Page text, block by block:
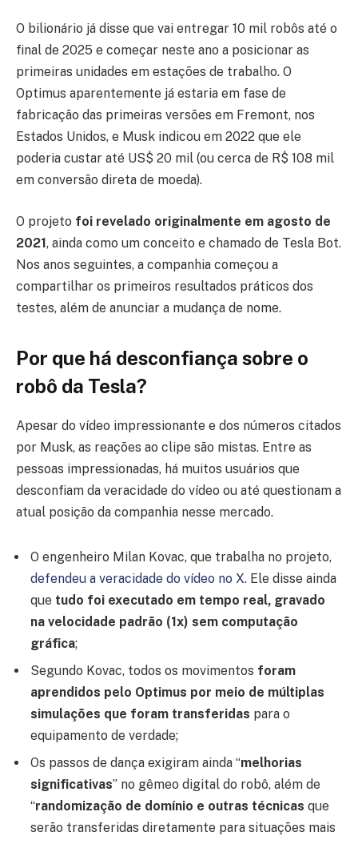
O bilionário já disse que vai entregar 10 mil robôs até o
final de 2025 e começar neste ano a posicionar as
primeiras unidades em estações de trabalho. O
Optimus aparentemente já estaria em fase de
fabricação das primeiras versões em Fremont, nos
Estados Unidos, e Musk indicou em 2022 que ele
poderia custar até US$ 20 mil (ou cerca de R$ 108 mil
em conversão direta de moeda).
O projeto foi revelado originalmente em agosto de
2021, ainda como um conceito e chamado de Tesla Bot.
Nos anos seguintes, a companhia começou a
compartilhar os primeiros resultados práticos dos
testes, além de anunciar a mudança de nome.
Por que há desconfiança sobre o
robô da Tesla?
Apesar do vídeo impressionante e dos números citados
por Musk, as reações ao clipe são mistas. Entre as
pessoas impressionadas, há muitos usuários que
desconfiam da veracidade do vídeo ou até questionam a
atual posição da companhia nesse mercado.
O engenheiro Milan Kovac, que trabalha no projeto,
defendeu a veracidade do vídeo no X. Ele disse ainda
que tudo foi executado em tempo real, gravado
na velocidade padrão (1x) sem computação
gráfica;
Segundo Kovac, todos os movimentos foram
aprendidos pelo Optimus por meio de múltiplas
simulações que foram transferidas para o
equipamento de verdade;
Os passos de dança exigiram ainda “melhorias
significativas” no gêmeo digital do robô, além de
“randomização de domínio e outras técnicas que
serão transferidas diretamente para situações mais